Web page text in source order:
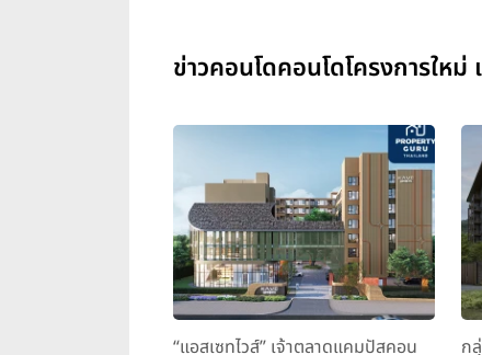
ข่าวคอนโดคอนโดโครงการให
“แอสเซทไวส์” เจ้าตลาดแคมปัสคอน ก